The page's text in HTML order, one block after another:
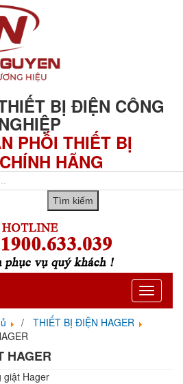
BỊ ĐIỆN CÔNG
PHỐI THIẾT BỊ
HÃNG
Toggle
THIẾT BỊ ĐIỆN HAGER
HAGER
giật Hager